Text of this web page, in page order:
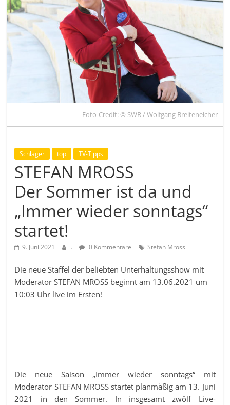
Foto-Credit: © SWR / Wolfgang Breiteneicher
Schlager top TV-Tipps
STEFAN MROSS
Der Sommer ist da und
„Immer wieder sonntags“
startet!
9. Juni 2021 . 0 Kommentare Stefan Mross
Die neue Staffel der beliebten Unterhaltungsshow mit
Moderator STEFAN MROSS beginnt am 13.06.2021 um
10:03 Uhr live im Ersten!
Die neue Saison „Immer wieder sonntags“ mit
Moderator STEFAN MROSS startet planmäßig am 13. Juni
2021 in den Sommer. In insgesamt zwölf Live-